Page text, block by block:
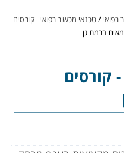
רפואי /טכנאי מכשור רפואי - קורסים
ברמת גן
- קורסים